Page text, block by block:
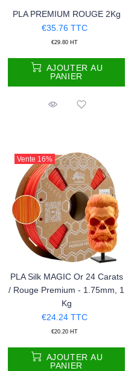
PLA PREMIUM ROUGE 2Kg
€35.76 TTC
€29.80 HT
AJOUTER AU
PANIER
Vente 16%
PLA Silk MAGIC Or 24 Carats
/ Rouge Premium - 1.75mm, 1
Kg
€24.24 TTC
€20.20 HT
AJOUTER AU
PANIER